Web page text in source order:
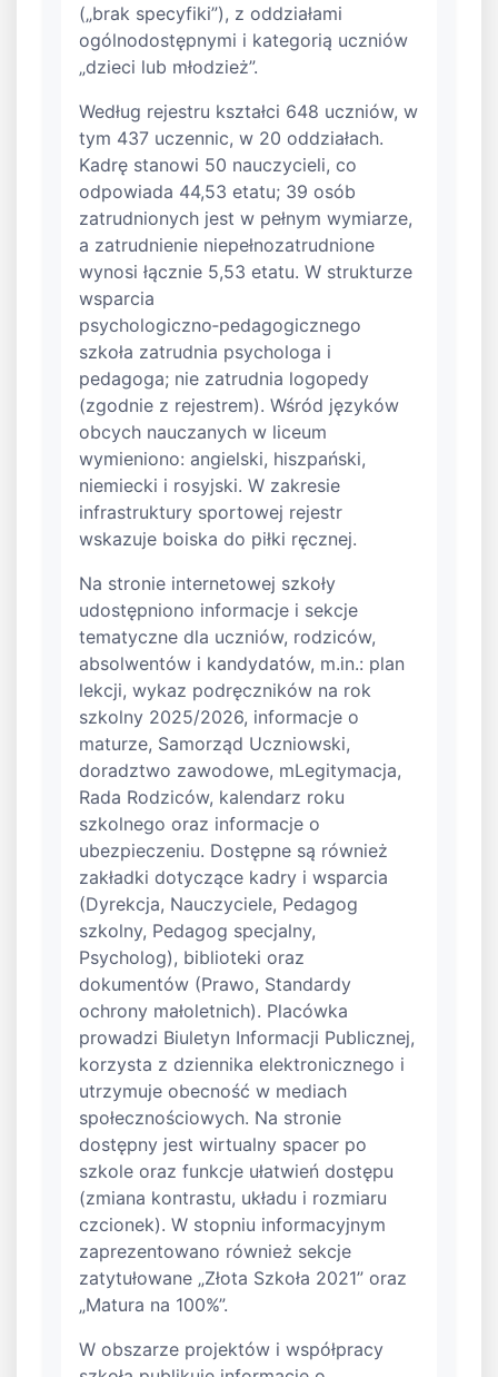
(„brak specyfiki”), z oddziałami
ogólnodostępnymi i kategorią uczniów
„dzieci lub młodzież”.
Według rejestru kształci 648 uczniów, w
tym 437 uczennic, w 20 oddziałach.
Kadrę stanowi 50 nauczycieli, co
odpowiada 44,53 etatu; 39 osób
zatrudnionych jest w pełnym wymiarze,
a zatrudnienie niepełnozatrudnione
wynosi łącznie 5,53 etatu. W strukturze
wsparcia
psychologiczno‑pedagogicznego
szkoła zatrudnia psychologa i
pedagoga; nie zatrudnia logopedy
(zgodnie z rejestrem). Wśród języków
obcych nauczanych w liceum
wymieniono: angielski, hiszpański,
niemiecki i rosyjski. W zakresie
infrastruktury sportowej rejestr
wskazuje boiska do piłki ręcznej.
Na stronie internetowej szkoły
udostępniono informacje i sekcje
tematyczne dla uczniów, rodziców,
absolwentów i kandydatów, m.in.: plan
lekcji, wykaz podręczników na rok
szkolny 2025/2026, informacje o
maturze, Samorząd Uczniowski,
doradztwo zawodowe, mLegitymacja,
Rada Rodziców, kalendarz roku
szkolnego oraz informacje o
ubezpieczeniu. Dostępne są również
zakładki dotyczące kadry i wsparcia
(Dyrekcja, Nauczyciele, Pedagog
szkolny, Pedagog specjalny,
Psycholog), biblioteki oraz
dokumentów (Prawo, Standardy
ochrony małoletnich). Placówka
prowadzi Biuletyn Informacji Publicznej,
korzysta z dziennika elektronicznego i
utrzymuje obecność w mediach
społecznościowych. Na stronie
dostępny jest wirtualny spacer po
szkole oraz funkcje ułatwień dostępu
(zmiana kontrastu, układu i rozmiaru
czcionek). W stopniu informacyjnym
zaprezentowano również sekcje
zatytułowane „Złota Szkoła 2021” oraz
„Matura na 100%”.
W obszarze projektów i współpracy